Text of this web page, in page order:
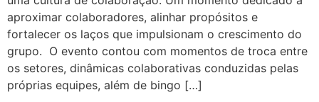
aproximar colaboradores, alinhar propósitos e
fortalecer os laços que impulsionam o crescimento do
grupo. O evento contou com momentos de troca entre
os setores, dinâmicas colaborativas conduzidas pelas
próprias equipes, além de bingo […]